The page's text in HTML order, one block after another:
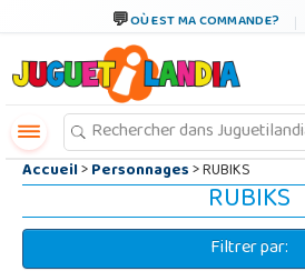
OÙ EST MA COMMANDE?
Accueil>Personnages> RUBIKS
RUBIKS
Filtrer par: